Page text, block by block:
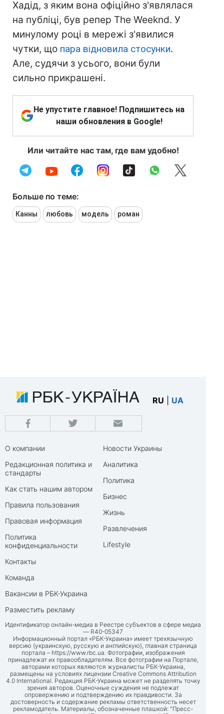
Хадід, з яким вона офіційно з'являлася
на публіці, був репер The Weeknd. У
минулому році в мережі з'явилися
чутки, що пара відновила стосунки.
Але, судячи з усього, вони були
сильно прикрашені.
Не упустите главное! Подпишитесь на
наши обновления в Google!
Или читайте нас там, где вам удобно!
Больше по теме:
Канны любовь модель роман
RU UA
О компании
Редакционная политика и
стандарты
Как стать нашим автором
Правила пользования
Правовая информация
Политика
конфиденциальности
Контакты
Команда
Вакансии в РБК-Украина
Разместить рекламу
Новости Украины
Аналитика
Политика
Бизнес
Жизнь
Развлечения
Lifestyle
Идентификатор онлайн-медиа в Реестре субъектов в сфере медиа
— R40-05347
Информационный портал «РБК-Украина» имеет трехязычную
версию (украинскую, русскую и английскую), главная страница
портала – https://www.rbc.ua . Фотографии, изображения
принадлежат их правообладателям. Все фотографии на Портале,
авторами которых являются журналисты РБК-Украина,
размещены на условиях лицензии Creative Commons Attribution
4.0 International. Редакция РБК-Украина может не разделять точку
зрения авторов. Оценочные суждения не подлежат
опровержению и подтверждению их правдивости. За
достоверность и содержание рекламы ответственность несет
рекламодатель. Материалы, обозначенные плашкой: "Пресс-